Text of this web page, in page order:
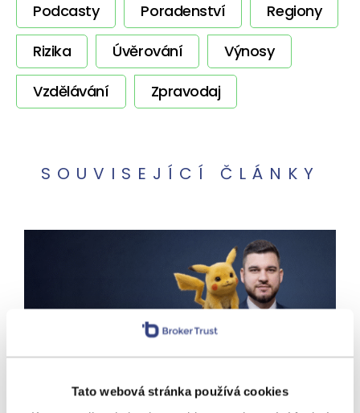
Tato webová stránka používá cookies
Podcasty
Poradenství
Regiony
Rizika
Úvěrování
Výnosy
Vzdělávání
Zpravodaj
SOUVISEJÍCÍ ČLÁNKY
Chytit je všechny? Jako
investici ne. Spekulace